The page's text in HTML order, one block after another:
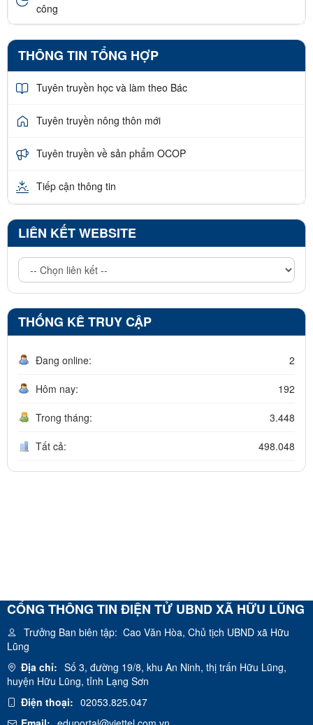
công
THÔNG TIN TỔNG HỢP
Tuyên truyền học và làm theo Bác
Tuyên truyền nông thôn mới
Tuyên truyền về sản phẩm OCOP
Tiếp cận thông tin
LIÊN KẾT WEBSITE
THỐNG KÊ TRUY CẬP
Đang online: 2
Hôm nay: 192
Trong tháng: 3.448
Tất cả: 498.048
CỔNG THÔNG TIN ĐIỆN TỬ UBND XÃ HỮU LŨNG
Trưởng Ban biên tập: Cao Văn Hòa, Chủ tịch UBND xã Hữu
Lũng
Địa chỉ: Số 3, đường 19/8, khu An Ninh, thị trấn Hữu Lũng,
huyện Hữu Lũng, tỉnh Lạng Sơn
Điện thoại: 02053.825.047